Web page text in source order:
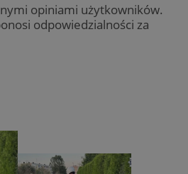
opiniami użytkowników.
odpowiedzialności za